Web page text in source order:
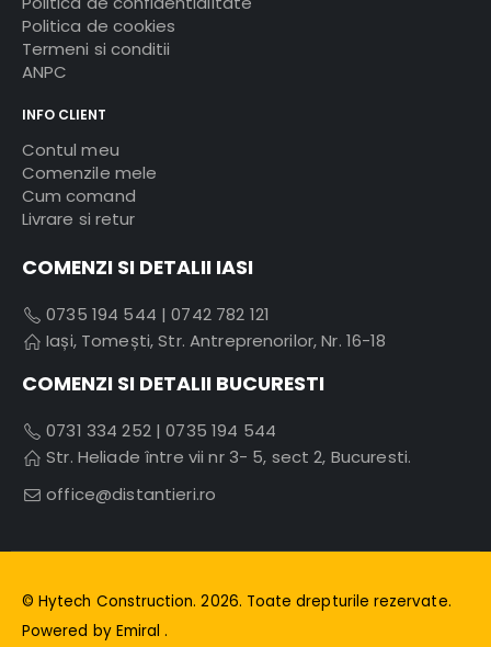
Politica de cookies
Termeni si conditii
ANPC
INFO CLIENT
Contul meu
Comenzile mele
Cum comand
Livrare si retur
COMENZI SI DETALII IASI
0735 194 544 |0742 782 121
Iași, Tomești, Str. Antreprenorilor, Nr. 16-18
COMENZI SI DETALII BUCURESTI
0731 334 252|0735 194 544
Str. Heliade între vii nr 3- 5, sect 2, Bucuresti.
office@distantieri.ro
© Hytech Construction. 2026. Toate drepturile rezervate.
Powered by Emiral.